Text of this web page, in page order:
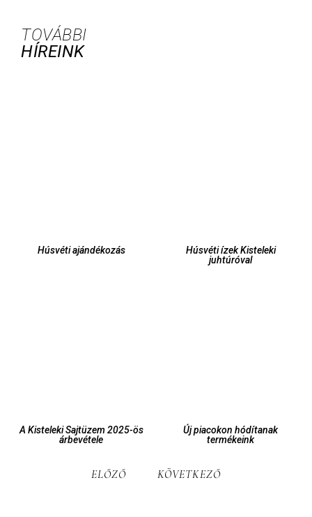
TOVÁBBI
HÍREINK
Húsvéti ajándékozás
Húsvéti ízek Kisteleki
juhtúróval
A Kisteleki Sajtüzem 2025-ös
árbevétele
Új piacokon hódítanak
termékeink
ELŐZŐ KÖVETKEZŐ